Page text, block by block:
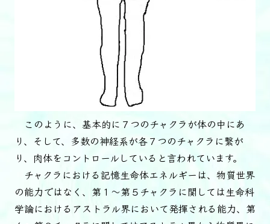
このように、基本的に７つのチャクラが体の中にあ
り、そして、多数の神経系が各７つのチャクラに繋が
り、肉体をコントロールしていると言われています。
チャクラにおける記憶生命体エネルギーは、物質世界
の能力ではなく、第１～第５チャクラに関しては生命科
学論におけるアストラル界において発揮される能力、第